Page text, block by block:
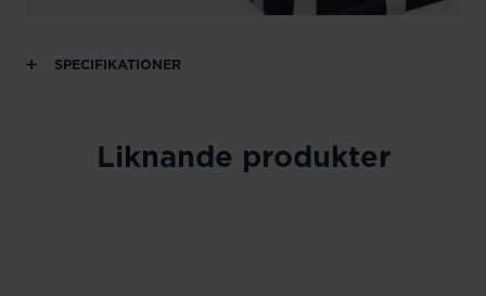
SPECIFIKATIONER
Liknande produkter